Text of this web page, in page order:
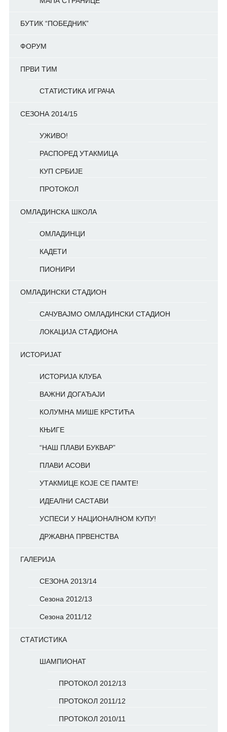
БУТИК “ПОБЕДНИК”
ФОРУМ
ПРВИ ТИМ
СТАТИСТИКА ИГРАЧА
СЕЗОНА 2014/15
УЖИВО!
РАСПОРЕД УТАКМИЦА
КУП СРБИЈЕ
ПРОТОКОЛ
ОМЛАДИНСКА ШКОЛА
ОМЛАДИНЦИ
КАДЕТИ
ПИОНИРИ
ОМЛАДИНСКИ СТАДИОН
САЧУВАЈМО ОМЛАДИНСКИ СТАДИОН
ЛОКАЦИЈА СТАДИОНА
ИСТОРИЈАТ
ИСТОРИЈА КЛУБА
ВАЖНИ ДОГАЂАЈИ
КОЛУМНА МИШЕ КРСТИЋА
КЊИГЕ
“НАШ ПЛАВИ БУКВАР”
ПЛАВИ АСОВИ
УТАКМИЦЕ КОЈЕ СЕ ПАМТЕ!
ИДЕАЛНИ САСТАВИ
УСПЕСИ У НАЦИОНАЛНОМ КУПУ!
ДРЖАВНА ПРВЕНСТВА
ГАЛЕРИЈА
СЕЗОНА 2013/14
Сезона 2012/13
Сезона 2011/12
СТАТИСТИКА
ШАМПИОНАТ
ПРОТОКОЛ 2012/13
ПРОТОКОЛ 2011/12
ПРОТОКОЛ 2010/11